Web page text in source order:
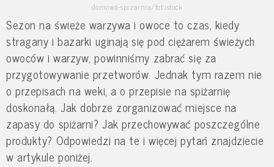
domowa-spizarnia/fot.istock
Sezon na świeże warzywa i owoce to czas, kiedy
stragany i bazarki uginają się pod ciężarem świeżych
owoców i warzyw, powinniśmy zabrać się za
przygotowywanie przetworów. Jednak tym razem nie
o przepisach na weki, a o przepisie na spiżarnię
doskonałą. Jak dobrze zorganizować miejsce na
zapasy do spiżarni? Jak przechowywać poszczególne
produkty? Odpowiedzi na te i więcej pytań znajdziecie
w artykule poniżej.